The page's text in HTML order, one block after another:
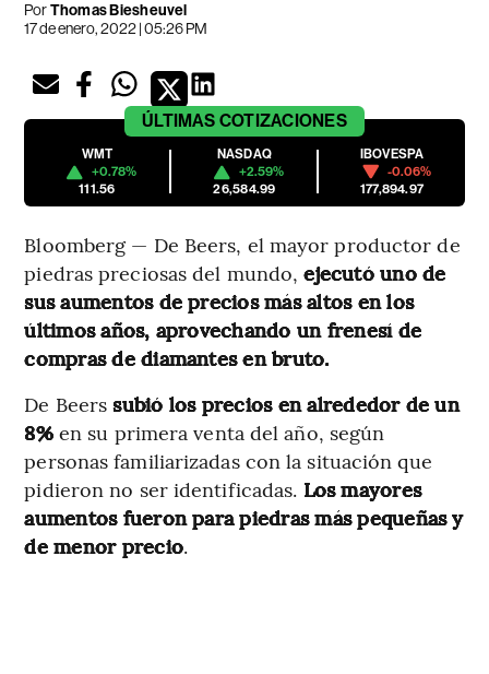
PorThomas Biesheuvel
17 de enero, 2022 | 05:26 PM
ÚLTIMAS COTIZACIONES
WMT
+0.78%
111.56
NASDAQ
+2.59%
26,584.99
IBOVESPA
-0.06%
177,894.97
Bloomberg — De Beers, el mayor productor de
piedras preciosas del mundo,ejecutó uno de
sus aumentos de precios más altos en los
últimos años, aprovechando un frenesí de
compras de diamantes en bruto.
De Beerssubió los precios en alrededor de un
8%en su primera venta del año, según
personas familiarizadas con la situación que
pidieron no ser identificadas. Los mayores
aumentos fueron para piedras más pequeñas y
de menor precio.